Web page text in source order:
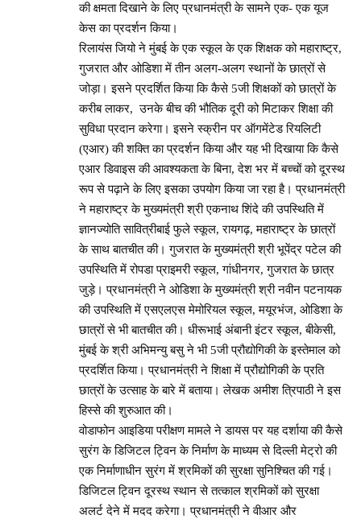
की क्षमता दिखाने के लिए प्रधानमंत्री के सामने एक- एक यूज
केस का प्रदर्शन किया।
रिलायंस जियो ने मुंबई के एक स्कूल के एक शिक्षक को महाराष्ट्र,
गुजरात और ओडिशा में तीन अलग-अलग स्थानों के छात्रों से
जोड़ा। इसने प्रदर्शित किया कि कैसे 5जी शिक्षकों को छात्रों के
करीब लाकर, उनके बीच की भौतिक दूरी को मिटाकर शिक्षा की
सुविधा प्रदान करेगा। इसने स्क्रीन पर ऑगमेंटेड रियलिटी
(एआर) की शक्ति का प्रदर्शन किया और यह भी दिखाया कि कैसे
एआर डिवाइस की आवश्यकता के बिना, देश भर में बच्चों को दूरस्थ
रूप से पढ़ाने के लिए इसका उपयोग किया जा रहा है। प्रधानमंत्री
ने महाराष्ट्र के मुख्यमंत्री श्री एकनाथ शिंदे की उपस्थिति में
ज्ञानज्योति सावित्रीबाई फुले स्कूल, रायगढ़, महाराष्ट्र के छात्रों
के साथ बातचीत की। गुजरात के मुख्यमंत्री श्री भूपेंद्र पटेल की
उपस्थिति में रोपडा प्राइमरी स्कूल, गांधीनगर, गुजरात के छात्र
जुड़े। प्रधानमंत्री ने ओडिशा के मुख्यमंत्री श्री नवीन पटनायक
की उपस्थिति में एसएलएस मेमोरियल स्कूल, मयूरभंज, ओडिशा के
छात्रों से भी बातचीत की। धीरूभाई अंबानी इंटर स्कूल, बीकेसी,
मुंबई के श्री अभिमन्यु बसु ने भी 5जी प्रौद्योगिकी के इस्तेमाल को
प्रदर्शित किया। प्रधानमंत्री ने शिक्षा में प्रौद्योगिकी के प्रति
छात्रों के उत्साह के बारे में बताया। लेखक अमीश त्रिपाठी ने इस
हिस्से की शुरुआत की।
वोडाफोन आइडिया परीक्षण मामले ने डायस पर यह दर्शाया की कैसे
सुरंग के डिजिटल ट्विन के निर्माण के माध्यम से दिल्ली मेट्रो की
एक निर्माणाधीन सुरंग में श्रमिकों की सुरक्षा सुनिश्चित की गई।
डिजिटल ट्विन दूरस्थ स्थान से तत्काल श्रमिकों को सुरक्षा
अलर्ट देने में मदद करेगा। प्रधानमंत्री ने वीआर और